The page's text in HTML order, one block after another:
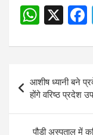
W
at
s
A
p
p
X
navigation
आशीष ध्यानी बने
होंगे वरिष्ठ प्रदेश
पौड़ी अस्पताल में